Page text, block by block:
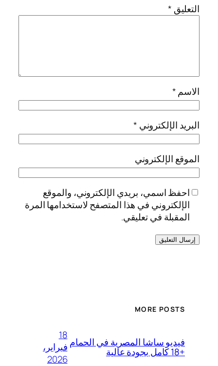
التعليق *
الاسم*
البريد الإلكتروني *
الموقع الإلكتروني
احفظ اسمي، بريدي الإلكتروني، والموقع
الإلكتروني في هذا المتصفح لاستخدامها المرة
المقبلة في تعليقي.
MORE POSTS
فيديو ساشا المصرية في الحمام
+18 كامل بجودة عالية
18
فبراير،
2026